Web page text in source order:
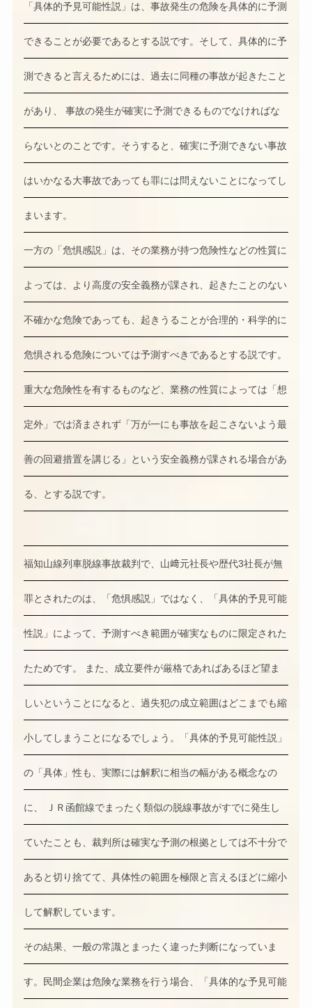
「具体的予見可能性説」は、事故発生の危険を具体的に予測
できることが必要であるとする説です。そして、具体的に予
測できると言えるためには、過去に同種の事故が起きたこと
があり、 事故の発生が確実に予測できるものでなければな
らないとのことです。そうすると、確実に予測できない事故
はいかなる大事故であっても罪には問えないことになってし
まいます。
一方の「危惧感説」は、その業務が持つ危険性などの性質に
よっては、より高度の安全義務が課され、起きたことのない
不確かな危険であっても、起きうることが合理的・科学的に
危惧される危険については予測すべきであるとする説です。
重大な危険性を有するものなど、業務の性質によっては「想
定外」では済まされず「万が一にも事故を起こさないよう最
善の回避措置を講じる」という安全義務が課される場合があ
る、とする説です。
福知山線列車脱線事故裁判で、山﨑元社長や歴代3社長が無
罪とされたのは、「危惧感説」ではなく、「具体的予見可能
性説」によって、予測すべき範囲が確実なものに限定された
たためです。 また、成立要件が厳格であればあるほど望ま
しいということになると、過失犯の成立範囲はどこまでも縮
小してしまうことになるでしょう。「具体的予見可能性説」
の「具体」性も、実際には解釈に相当の幅がある概念なの
に、 ＪＲ函館線でまったく類似の脱線事故がすでに発生し
ていたことも、裁判所は確実な予測の根拠としては不十分で
あると切り捨てて、具体性の範囲を極限と言えるほどに縮小
して解釈しています。
その結果、一般の常識とまったく違った判断になっていま
す。民間企業は危険な業務を行う場合、「具体的な予見可能